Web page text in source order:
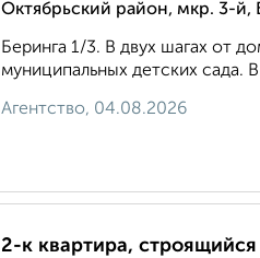
Октябрьский район, мкр. 3-й,
Беринга 1/3. В двух шагах от
муниципальных детских сада.
Агентство, 04.08.2026
2-к квартира,